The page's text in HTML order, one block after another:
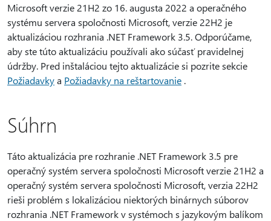
Microsoft verzie 21H2 zo 16. augusta 2022 a operačného
systému servera spoločnosti Microsoft, verzie 22H2 je
aktualizáciou rozhrania .NET Framework 3.5. Odporúčame,
aby ste túto aktualizáciu používali ako súčasť pravidelnej
údržby. Pred inštaláciou tejto aktualizácie si pozrite sekcie
Požiadavkya Požiadavky na reštartovanie .
Súhrn
Táto aktualizácia pre rozhranie .NET Framework 3.5 pre
operačný systém servera spoločnosti Microsoft verzie 21H2 a
operačný systém servera spoločnosti Microsoft, verzia 22H2
rieši problém s lokalizáciou niektorých binárnych súborov
rozhrania .NET Framework v systémoch s jazykovým balíkom